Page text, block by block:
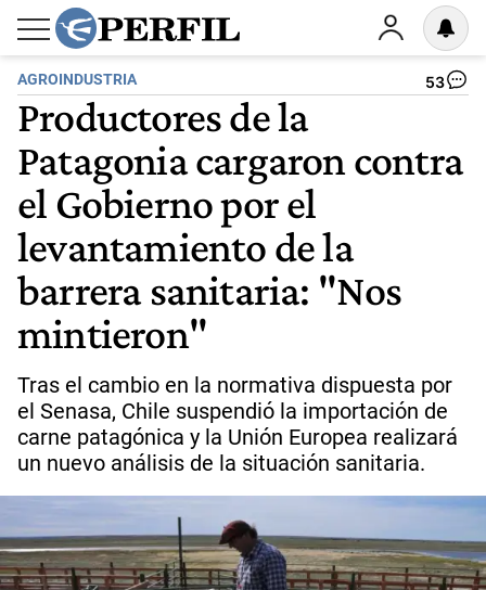
AGROINDUSTRIA 53
Productores de la
Patagonia cargaron contra
el Gobierno por el
levantamiento de la
barrera sanitaria: "Nos
mintieron"
Tras el cambio en la normativa dispuesta por
el Senasa, Chile suspendió la importación de
carne patagónica y la Unión Europea realizará
un nuevo análisis de la situación sanitaria.